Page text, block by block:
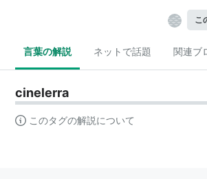
こ
言葉の解説 ネットで話題 関連ブ
cinelerra
このタグの解説について